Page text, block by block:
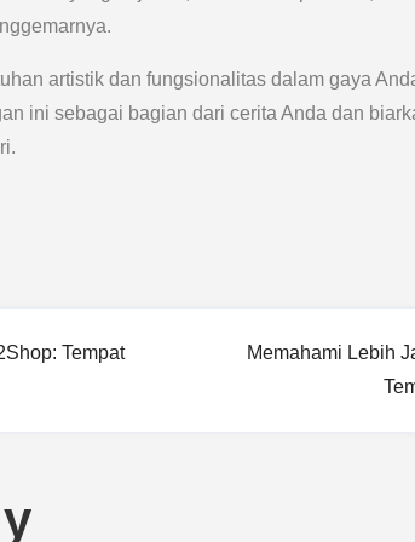
artistik dan fungsionalitas dalam gaya
ini sebagai bagian dari cerita Anda dan
Tempat
Memahami Lebih